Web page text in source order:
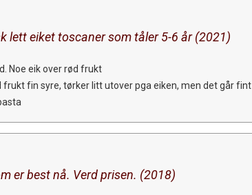
lett eiket toscaner som tåler 5-6 år (2021)
Noe eik over rød frukt
frukt fin syre, tørker litt utover pga eiken, men det går fint
er best nå. Verd prisen. (2018)